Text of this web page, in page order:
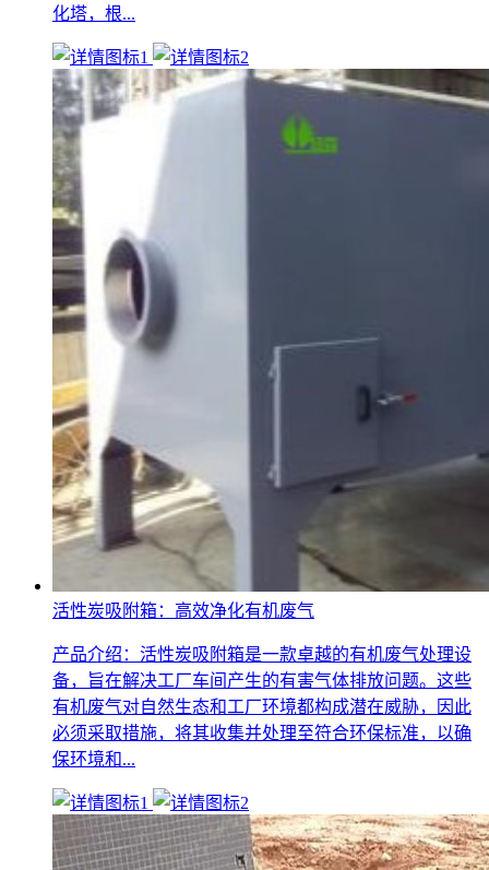
化塔，根...
活性炭吸附箱：高效净化有机废气
产品介绍：活性炭吸附箱是一款卓越的有机废气处理设
备，旨在解决工厂车间产生的有害气体排放问题。这些
有机废气对自然生态和工厂环境都构成潜在威胁，因此
必须采取措施，将其收集并处理至符合环保标准，以确
保环境和...